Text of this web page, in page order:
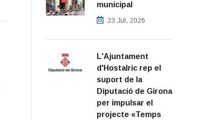
municipal
23 Jul, 2026
L'Ajuntament
d'Hostalric rep el
suport de la
Diputació de Girona
per impulsar el
projecte «Temps